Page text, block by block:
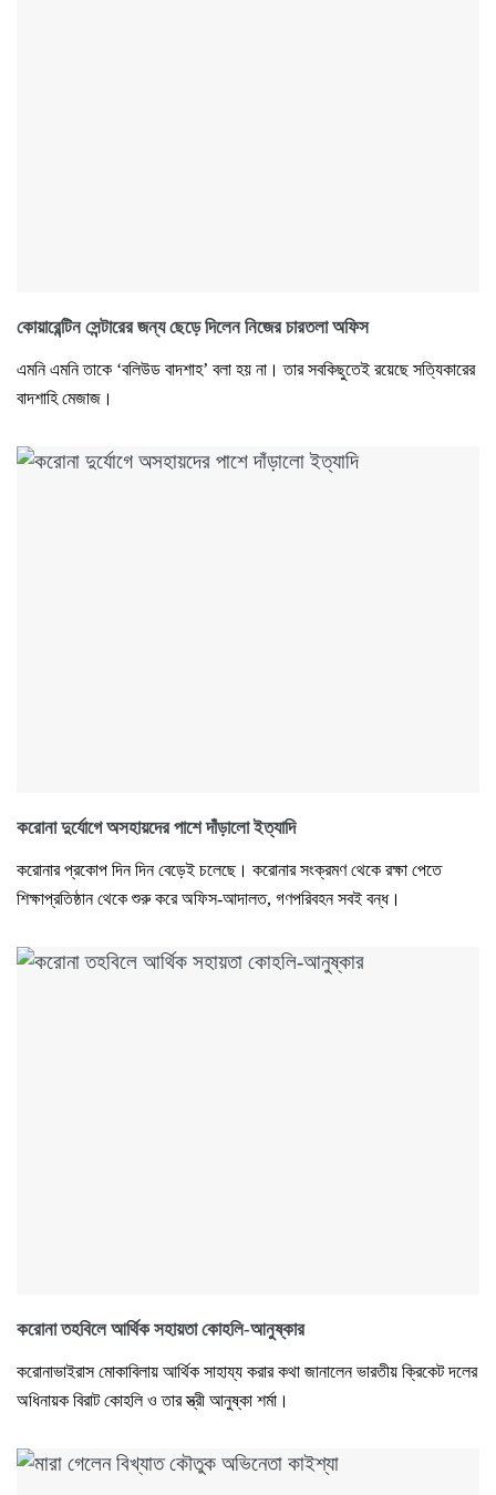
কোয়ারেন্টিন সেন্টারের জন্য ছেড়ে দিলেন নিজের চারতলা অফিস
এমনি এমনি তাকে ‘বলিউড বাদশাহ’ বলা হয় না। তার সবকিছুতেই রয়েছে সত্যিকারের
বাদশাহি মেজাজ।
করোনা দুর্যোগে অসহায়দের পাশে দাঁড়ালো ইত্যাদি
করোনার প্রকোপ দিন দিন বেড়েই চলেছে। করোনার সংক্রমণ থেকে রক্ষা পেতে
শিক্ষাপ্রতিষ্ঠান থেকে শুরু করে অফিস-আদালত, গণপরিবহন সবই বন্ধ।
করোনা তহবিলে আর্থিক সহায়তা কোহলি-আনুষ্কার
করোনাভাইরাস মোকাবিলায় আর্থিক সাহায্য করার কথা জানালেন ভারতীয় ক্রিকেট দলের
অধিনায়ক বিরাট কোহলি ও তার স্ত্রী আনুষ্কা শর্মা।